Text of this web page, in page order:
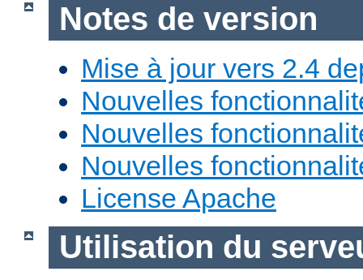
Notes de version
Mise à jour vers 2.4
Nouvelles
Nouvelles
Nouvelles
License Apache
Utilisation du